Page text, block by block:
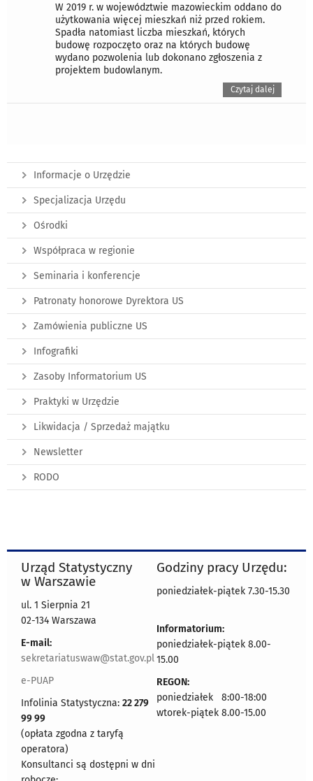
W 2019 r. w województwie mazowieckim oddano do
użytkowania więcej mieszkań niż przed rokiem.
Spadła natomiast liczba mieszkań, których
budowę rozpoczęto oraz na których budowę
wydano pozwolenia lub dokonano zgłoszenia z
projektem budowlanym.
Czytaj dalej
Informacje o Urzędzie
Specjalizacja Urzędu
Ośrodki
Współpraca w regionie
Seminaria i konferencje
Patronaty honorowe Dyrektora US
Zamówienia publiczne US
Infografiki
Zasoby Informatorium US
Praktyki w Urzędzie
Likwidacja / Sprzedaż majątku
Newsletter
RODO
Urząd Statystyczny
w Warszawie
ul. 1 Sierpnia 21
02-134 Warszawa
E-mail:
sekretariatuswaw@stat.gov.pl
e-PUAP
Infolinia Statystyczna: 22 279
99 99
(opłata zgodna z taryfą
operatora)
Konsultanci są dostępni w dni
Godziny pracy Urzędu:
poniedziałek-piątek 7.30-15.30
Informatorium:
poniedziałek-piątek 8.00-
15.00
REGON:
poniedziałek 8:00-18:00
wtorek-piątek 8.00-15.00